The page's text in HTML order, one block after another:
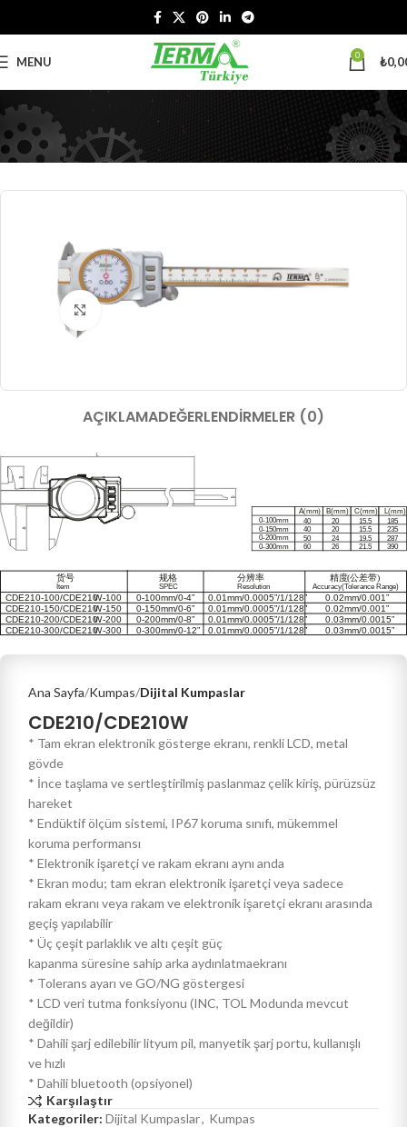
MENU 0 ₺
Büyütmek için tıklayın
AÇIKLAMADEĞERLENDIRMELER (0)
Ana Sayfa Kumpas Dijital Kumpaslar
CDE210/CDE210W
* Tam ekran elektronik gösterge ekranı, renkli LCD, metal
gövde
* İnce taşlama ve sertleştirilmiş paslanmaz çelik kiriş, pürüzsüz
hareket
* Endüktif ölçüm sistemi, IP67 koruma sınıfı, mükemmel
koruma performansı
* Elektronik işaretçi ve rakam ekranı aynı anda
* Ekran modu; tam ekran elektronik işaretçi veya sadece
rakam ekranı veya rakam ve elektronik işaretçi ekranı arasında
geçiş yapılabilir
* Üç çeşit parlaklık ve altı çeşit güç
kapanma süresine sahip arka aydınlatmaekranı
* Tolerans ayarı ve GO/NG göstergesi
* LCD veri tutma fonksiyonu (INC, TOL Modunda mevcut
değildir)
* Dahili şarj edilebilir lityum pil, manyetik şarj portu, kullanışlı
ve hızlı
* Dahili bluetooth (opsiyonel)
Karşılaştır
Kategoriler: Dijital Kumpaslar, Kumpas